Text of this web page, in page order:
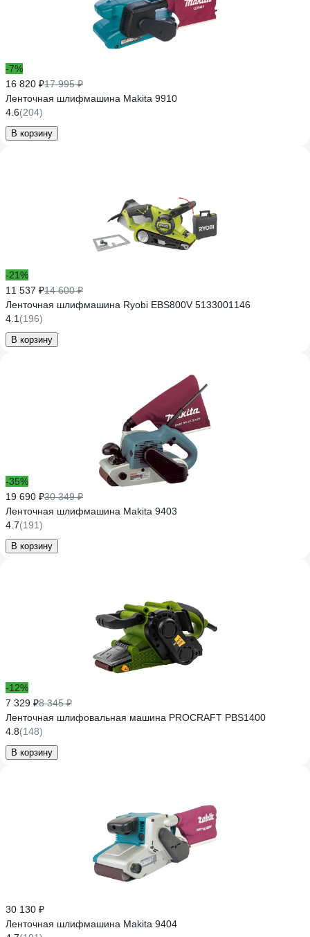
-7%
16 820 ₽17 995 ₽
Ленточная шлифмашина Makita 9910
4.6(204)
В корзину
-21%
11 537 ₽14 600 ₽
Ленточная шлифмашина Ryobi EBS800V 5133001146
4.1 (196)
В корзину
-35%
19 690 ₽30 349 ₽
Ленточная шлифмашина Makita 9403
4.7(191)
В корзину
-12%
7 329 ₽8 345 ₽
Ленточная шлифовальная машина PROCRAFT PBS1400
4.8(148)
В корзину
30 130 ₽
Ленточная шлифмашина Makita 9404